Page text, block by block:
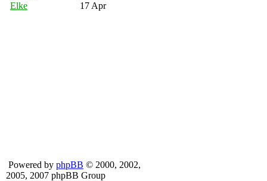
Elke
17 Apr
Powered by phpBB © 2000, 2002,
2005, 2007 phpBB Group